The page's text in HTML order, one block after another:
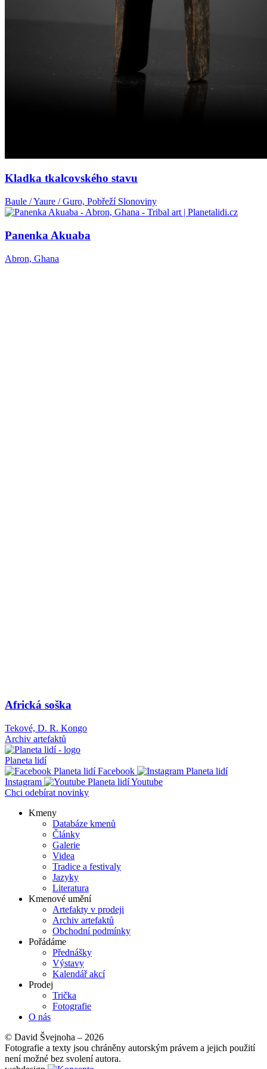
Kladka tkalcovského stavu
Baule / Yaure / Guro, Pobřeží Slonoviny
Panenka Akuaba
Abron, Ghana
Africká soška
Tekové, D. R. Kongo
Archiv artefaktů
Planeta lidí
Facebook
Instagram
Youtube
Chci odebírat novinky
navigation
Kmeny
Databáze kmenů
Články
Galerie
Videa
Tradice a festivaly
Jazyky
Literatura
Kmenové umění
Artefakty v prodeji
Archiv artefaktů
Obchodní podmínky
Pořádáme
Přednášky
Výstavy
Kalendář akcí
Prodej
Trička
Fotografie
O nás
© David Švejnoha – 2026
Fotografie a texty jsou chráněny autorským právem a jejich použití
není možné bez svolení autora.